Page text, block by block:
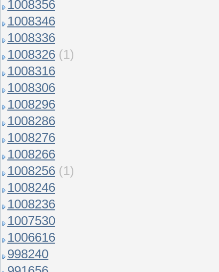
1008356
1008346
1008336
1008326 (1)
1008316
1008306
1008296
1008286
1008276
1008266
1008256 (1)
1008246
1008236
1007530
1006616
998240